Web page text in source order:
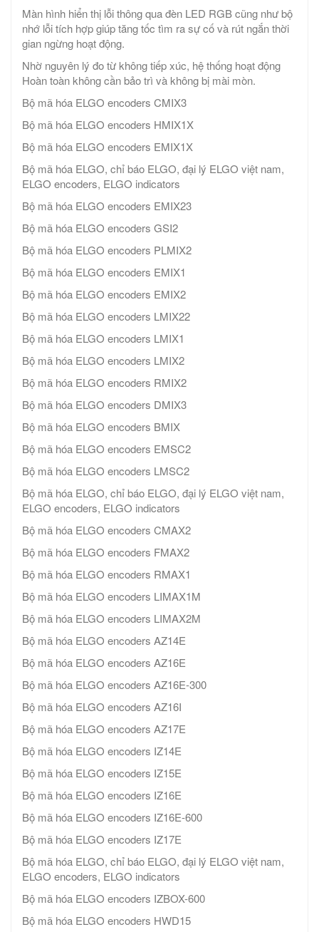
Màn hình hiển thị lỗi thông qua đèn LED RGB cũng như bộ
nhớ lỗi tích hợp giúp tăng tốc tìm ra sự cố và rút ngắn thời
gian ngừng hoạt động.
Nhờ nguyên lý đo từ không tiếp xúc, hệ thống hoạt động
Hoàn toàn không cần bảo trì và không bị mài mòn.
Bộ mã hóa ELGO encoders CMIX3
Bộ mã hóa ELGO encoders HMIX1X
Bộ mã hóa ELGO encoders EMIX1X
Bộ mã hóa ELGO, chỉ báo ELGO, đại lý ELGO việt nam,
ELGO encoders, ELGO indicators
Bộ mã hóa ELGO encoders EMIX23
Bộ mã hóa ELGO encoders GSI2
Bộ mã hóa ELGO encoders PLMIX2
Bộ mã hóa ELGO encoders EMIX1
Bộ mã hóa ELGO encoders EMIX2
Bộ mã hóa ELGO encoders LMIX22
Bộ mã hóa ELGO encoders LMIX1
Bộ mã hóa ELGO encoders LMIX2
Bộ mã hóa ELGO encoders RMIX2
Bộ mã hóa ELGO encoders DMIX3
Bộ mã hóa ELGO encoders BMIX
Bộ mã hóa ELGO encoders EMSC2
Bộ mã hóa ELGO encoders LMSC2
Bộ mã hóa ELGO, chỉ báo ELGO, đại lý ELGO việt nam,
ELGO encoders, ELGO indicators
Bộ mã hóa ELGO encoders CMAX2
Bộ mã hóa ELGO encoders FMAX2
Bộ mã hóa ELGO encoders RMAX1
Bộ mã hóa ELGO encoders LIMAX1M
Bộ mã hóa ELGO encoders LIMAX2M
Bộ mã hóa ELGO encoders AZ14E
Bộ mã hóa ELGO encoders AZ16E
Bộ mã hóa ELGO encoders AZ16E-300
Bộ mã hóa ELGO encoders AZ16I
Bộ mã hóa ELGO encoders AZ17E
Bộ mã hóa ELGO encoders IZ14E
Bộ mã hóa ELGO encoders IZ15E
Bộ mã hóa ELGO encoders IZ16E
Bộ mã hóa ELGO encoders IZ16E-600
Bộ mã hóa ELGO encoders IZ17E
Bộ mã hóa ELGO, chỉ báo ELGO, đại lý ELGO việt nam,
ELGO encoders, ELGO indicators
Bộ mã hóa ELGO encoders IZBOX-600
Bộ mã hóa ELGO encoders HWD15